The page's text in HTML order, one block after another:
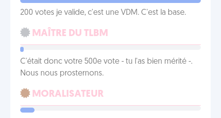
200 votes je valide, c'est une VDM. C'est la base.
MAÎTRE DU TLBM
C'était donc votre 500e vote - tu l'as bien mérité -.
Nous nous prosternons.
MORALISATEUR